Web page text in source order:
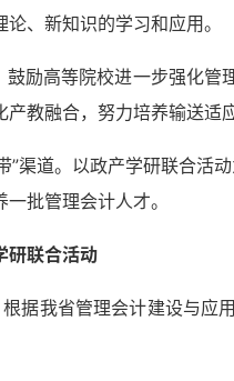
、新知识的学习和应用。
鼓励高等院校进一步强化
教融合，努力培养输送适
”渠道。以政产学研联合活
批管理会计人才。
研联合活动
根据我省管理会计建设与应